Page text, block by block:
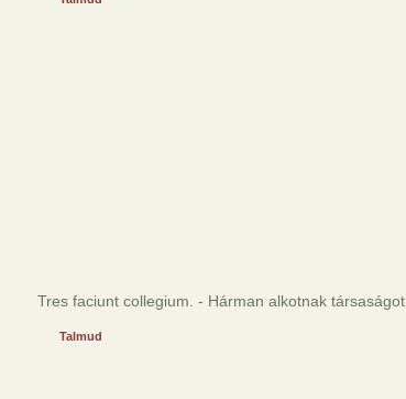
Tres faciunt collegium. - Hárman alkotnak társaságot.
Talmud